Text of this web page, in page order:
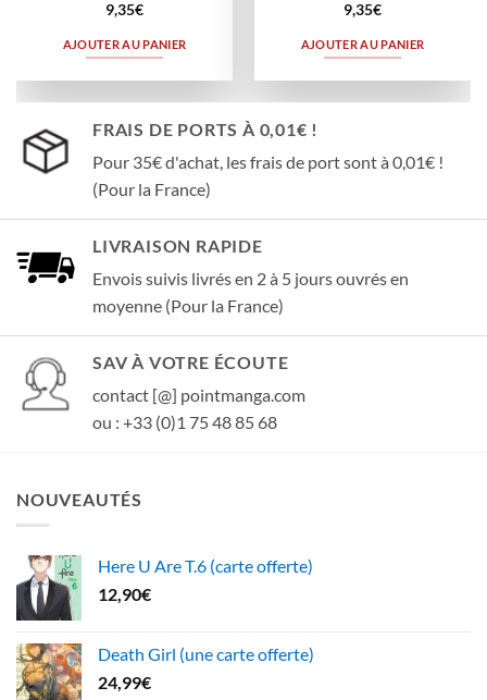
9,35€
AJOUTER AU PANIER
9,35€
AJOUTER AU PANIER
FRAIS DE PORTS À 0,01€ !
Pour 35€ d'achat, les frais de port sont à 0,01€ !
(Pour la France)
LIVRAISON RAPIDE
Envois suivis livrés en 2 à 5 jours ouvrés en
moyenne (Pour la France)
SAV À VOTRE ÉCOUTE
contact [@] pointmanga.com
ou : +33 (0)1 75 48 85 68
NOUVEAUTÉS
Here U Are T.6 (carte offerte)
12,90€
Death Girl (une carte offerte)
24,99€